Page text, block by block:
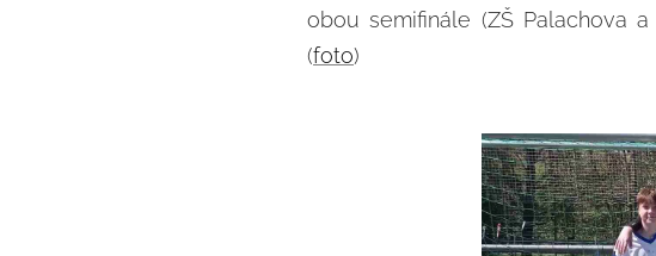
obou semifinále (ZŠ Palachova
(foto)